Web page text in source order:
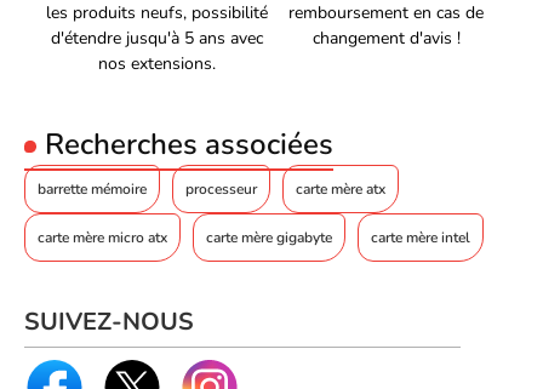
Connecteur audio
Oui
Connecteur audio
avant
Connecteur ATX (24-pin)
Oui
Connecteur CPU FAN
Oui
Nombre de connecteur
Connecteur EPS power
(8-pin)
Nombre de connecteurs
les produits neufs, possibilité
d'étendre jusqu'à 5 ans avec
nos extensions.
remboursement en cas de
changement d'avis !
Recherches associées
barrette mémoire processeur carte mère atx
carte mère micro atx carte mère gigabyte carte mère intel
SUIVEZ-NOUS